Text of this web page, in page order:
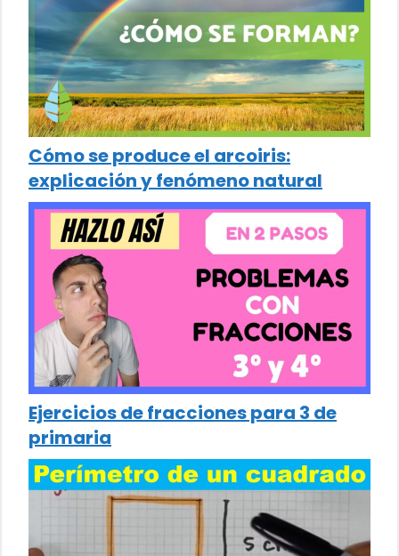
Cómo se produce el arcoiris:
explicación y fenómeno natural
Ejercicios de fracciones para 3 de
primaria